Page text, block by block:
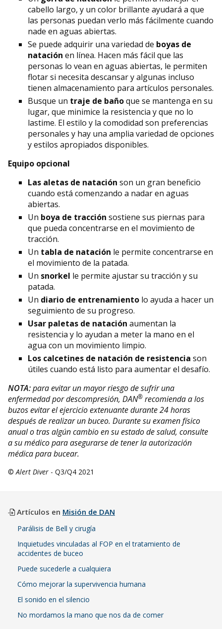
cabello largo, y un color brillante ayudará a que
las personas puedan verlo más fácilmente cuando
nade en aguas abiertas.
Se puede adquirir una variedad de boyas de
natación en línea. Hacen más fácil que las
personas lo vean en aguas abiertas, le permiten
flotar si necesita descansar y algunas incluso
tienen almacenamiento para artículos personales.
Busque un traje de bañoque se mantenga en su
lugar, que minimice la resistencia y que no lo
lastime. El estilo y la comodidad son preferencias
personales y hay una amplia variedad de opciones
y estilos apropiados disponibles.
Equipo opcional
Las aletas de natación son un gran beneficio
cuando está comenzando a nadar en aguas
abiertas.
Un boya de tracción sostiene sus piernas para
que pueda concentrarse en el movimiento de
tracción.
Un tabla de natación le permite concentrarse en
el movimiento de la patada.
Un snorkel le permite ajustar su tracción y su
patada.
Un diario de entrenamiento lo ayuda a hacer un
seguimiento de su progreso.
Usar paletas de natación aumentan la
resistencia y lo ayudan a meter la mano en el
agua con un movimiento limpio.
Los calcetines de natación de resistencia son
útiles cuando está listo para aumentar el desafío.
NOTA:para evitar un mayor riesgo de sufrir una
enfermedad por descompresión, DAN® recomienda a los
buzos evitar el ejercicio extenuante durante 24 horas
después de realizar un buceo. Durante su examen físico
anual o tras algún cambio en su estado de salud, consulte
a su médico para asegurarse de tener la autorización
médica para bucear.
©Alert Diver - Q3/Q4 2021
Artículos en Misión de DAN
Parálisis de Bell y cirugía
Inquietudes vinculadas al FOP en el tratamiento de
accidentes de buceo
Puede sucederle a cualquiera
Cómo mejorar la supervivencia humana
El sonido en el silencio
No mordamos la mano que nos da de comer